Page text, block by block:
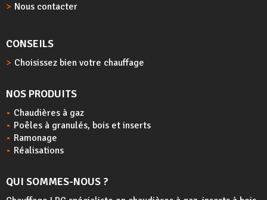
Nous contacter
CONSEILS
Choisissez bien votre chauffage
NOS PRODUITS
Chaudières à gaz
Poêles à granulés, bois et inserts
Ramonage
Réalisations
QUI SOMMES-NOUS ?